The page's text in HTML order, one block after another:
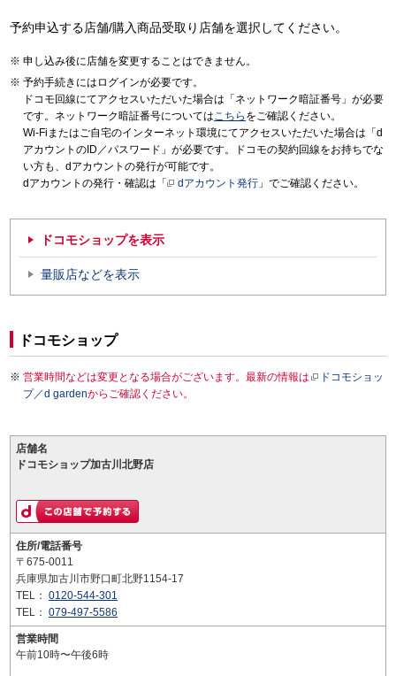
予約申込する店舗/購入商品受取り店舗を選択してください。
申し込み後に店舗を変更することはできません。
予約手続きにはログインが必要です。
ドコモ回線にてアクセスいただいた場合は「ネットワーク暗証番号」が必要
です。ネットワーク暗証番号についてはこちら をご確認ください。
Wi-Fiまたはご自宅のインターネット環境にてアクセスいただいた場合は「d
アカウントのID／パスワード」が必要です。ドコモの契約回線をお持ちでな
い方も、dアカウントの発行が可能です。
dアカウントの発行・確認は「
dアカウント発行 」でご確認ください。
ドコモショップを表示
量販店などを表示
ドコモショップ
営業時間などは変更となる場合がございます。最新の情報は
ドコモショッ
プ／d gardenからご確認ください。
店舗名
ドコモショップ加古川北野店
住所/電話番号
〒675-0011
兵庫県加古川市野口町北野1154-17
TEL： 0120-544-301
TEL： 079-497-5586
営業時間
午前10時〜午後6時